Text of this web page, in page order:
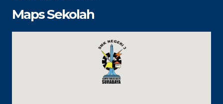
Maps Sekolah